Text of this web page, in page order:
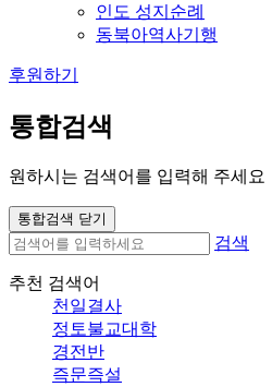
인도 성지순례
동북아역사기행
후원하기
통합검색
원하시는 검색어를 입력해 주세요
통합검색 닫기
검색
추천 검색어
천일결사
정토불교대학
경전반
즉문즉설